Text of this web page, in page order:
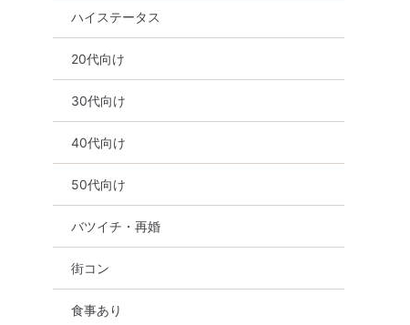
ハイステータス
20代向け
30代向け
40代向け
50代向け
バツイチ・再婚
街コン
食事あり